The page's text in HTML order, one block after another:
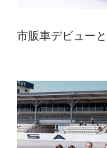
市販車デビュー